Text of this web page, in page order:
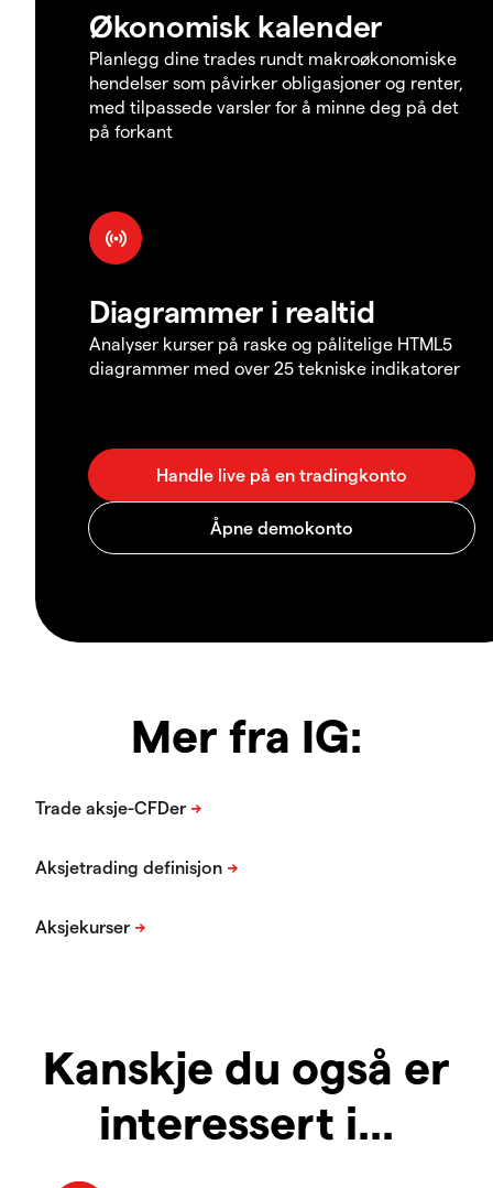
Økonomisk kalender
Planlegg dine trades rundt makroøkonomiske
hendelser som påvirker obligasjoner og renter,
med tilpassede varsler for å minne deg på det
på forkant
Diagrammer i realtid
Analyser kurser på raske og pålitelige HTML5
diagrammer med over 25 tekniske indikatorer
Mer fra IG:
Kanskje du også er
interessert i...